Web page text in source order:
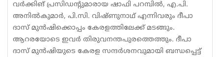
വർക്കിങ് പ്രസിഡന്റുമാരായ ഷാഫി പറമ്പിൽ, എ.പി.
അനിൽകുമാർ, പി.സി. വിഷ്ണുനാഥ് എന്നിവരും ദീപാ
ദാസ് മുൻഷിക്കൊപ്പം കേരളത്തിലേക്ക് മടങ്ങും.
ആറരയോടെ ഇവർ തിരുവനന്തപുരത്തെത്തും. ദീപാ
ദാസ് മുൻഷിയുടെ കേരള സന്ദർശനവുമായി ബന്ധപ്പെട്ട്